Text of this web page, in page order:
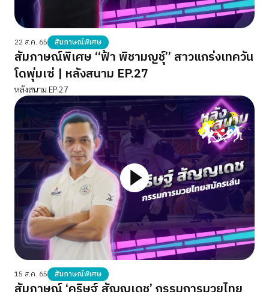
22 ส.ค. 65 สัมภาษณ์พิเศษ
สัมภาษณ์พิเศษ “ฟ้า พิชามญชุ์” สาวแกร่งเทควัน
โดพุ่มเซ่ | หลังสนาม EP.27
หลังสนาม EP.27
15 ส.ค. 65 สัมภาษณ์พิเศษ